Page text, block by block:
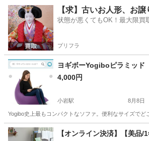
東京 多摩市 京王多摩センター駅 寝具
【求】古いお人形、お
状態が悪くてもOK！最大限買
プリフラ
ヨギボーYogiboピラミッド
4,000円
小岩駅 8月8日
Yogibo史上最もコンパクトなソファ。便利なサイズで
東京 江戸川区 小岩駅 ソファ
【オンライン決済】【美品/